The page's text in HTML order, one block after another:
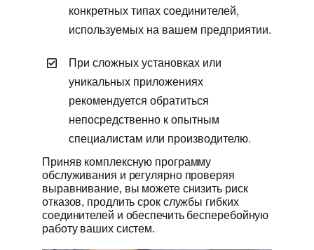
конкретных типах соединителей,
используемых на вашем предприятии.
При сложных установках или
уникальных приложениях
рекомендуется обратиться
непосредственно к опытным
специалистам или производителю.
Приняв комплексную программу
обслуживания и регулярно проверяя
выравнивание, вы можете снизить риск
отказов, продлить срок службы гибких
соединителей и обеспечить бесперебойную
работу ваших систем.